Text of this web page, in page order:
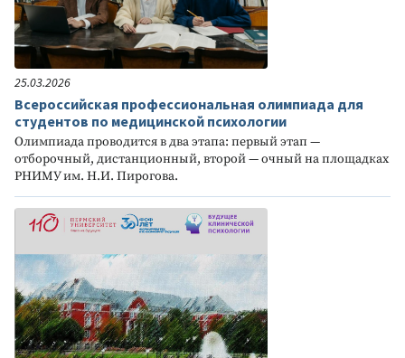
25.03.2026
Всероссийская профессиональная олимпиада для
студентов по медицинской психологии
Олимпиада проводится в два этапа: первый этап —
отборочный, дистанционный, второй — очный на площадках
РНИМУ им. Н.И. Пирогова.